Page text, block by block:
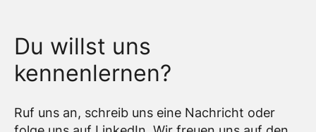
Du willst uns
kennenlernen?
Ruf uns an, schreib uns eine Nachricht oder